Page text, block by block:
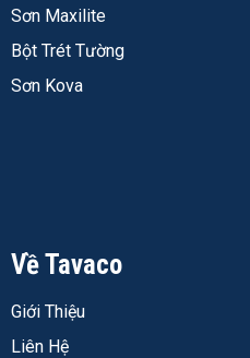
Sơn Maxilite
Bột Trét Tường
Sơn Kova
Về Tavaco
Giới Thiệu
Liên Hệ